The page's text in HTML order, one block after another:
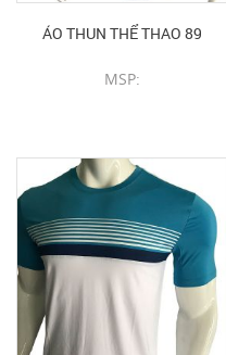
ÁO THUN THỂ THAO 89
MSP: